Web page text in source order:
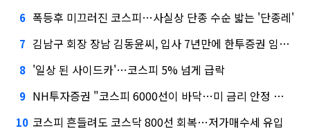
6 폭등후 미끄러진 코스피…사실상 단종 수순 밟는 '단종레'
7 김남구 회장 장남 김동윤씨, 입사 7년만에 한투증권 임원 승진
8 '일상 된 사이드카'…코스피 5% 넘게 급락
9 NH투자증권 "코스피 6000선이 바닥…미 금리 안정 후 추가 회복"
10 코스피 흔들려도 코스닥 800선 회복…저가매수세 유입